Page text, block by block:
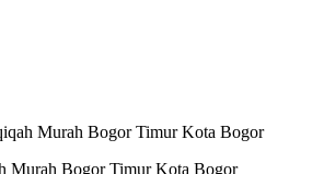
Murah Bogor Timur Kota Bogor